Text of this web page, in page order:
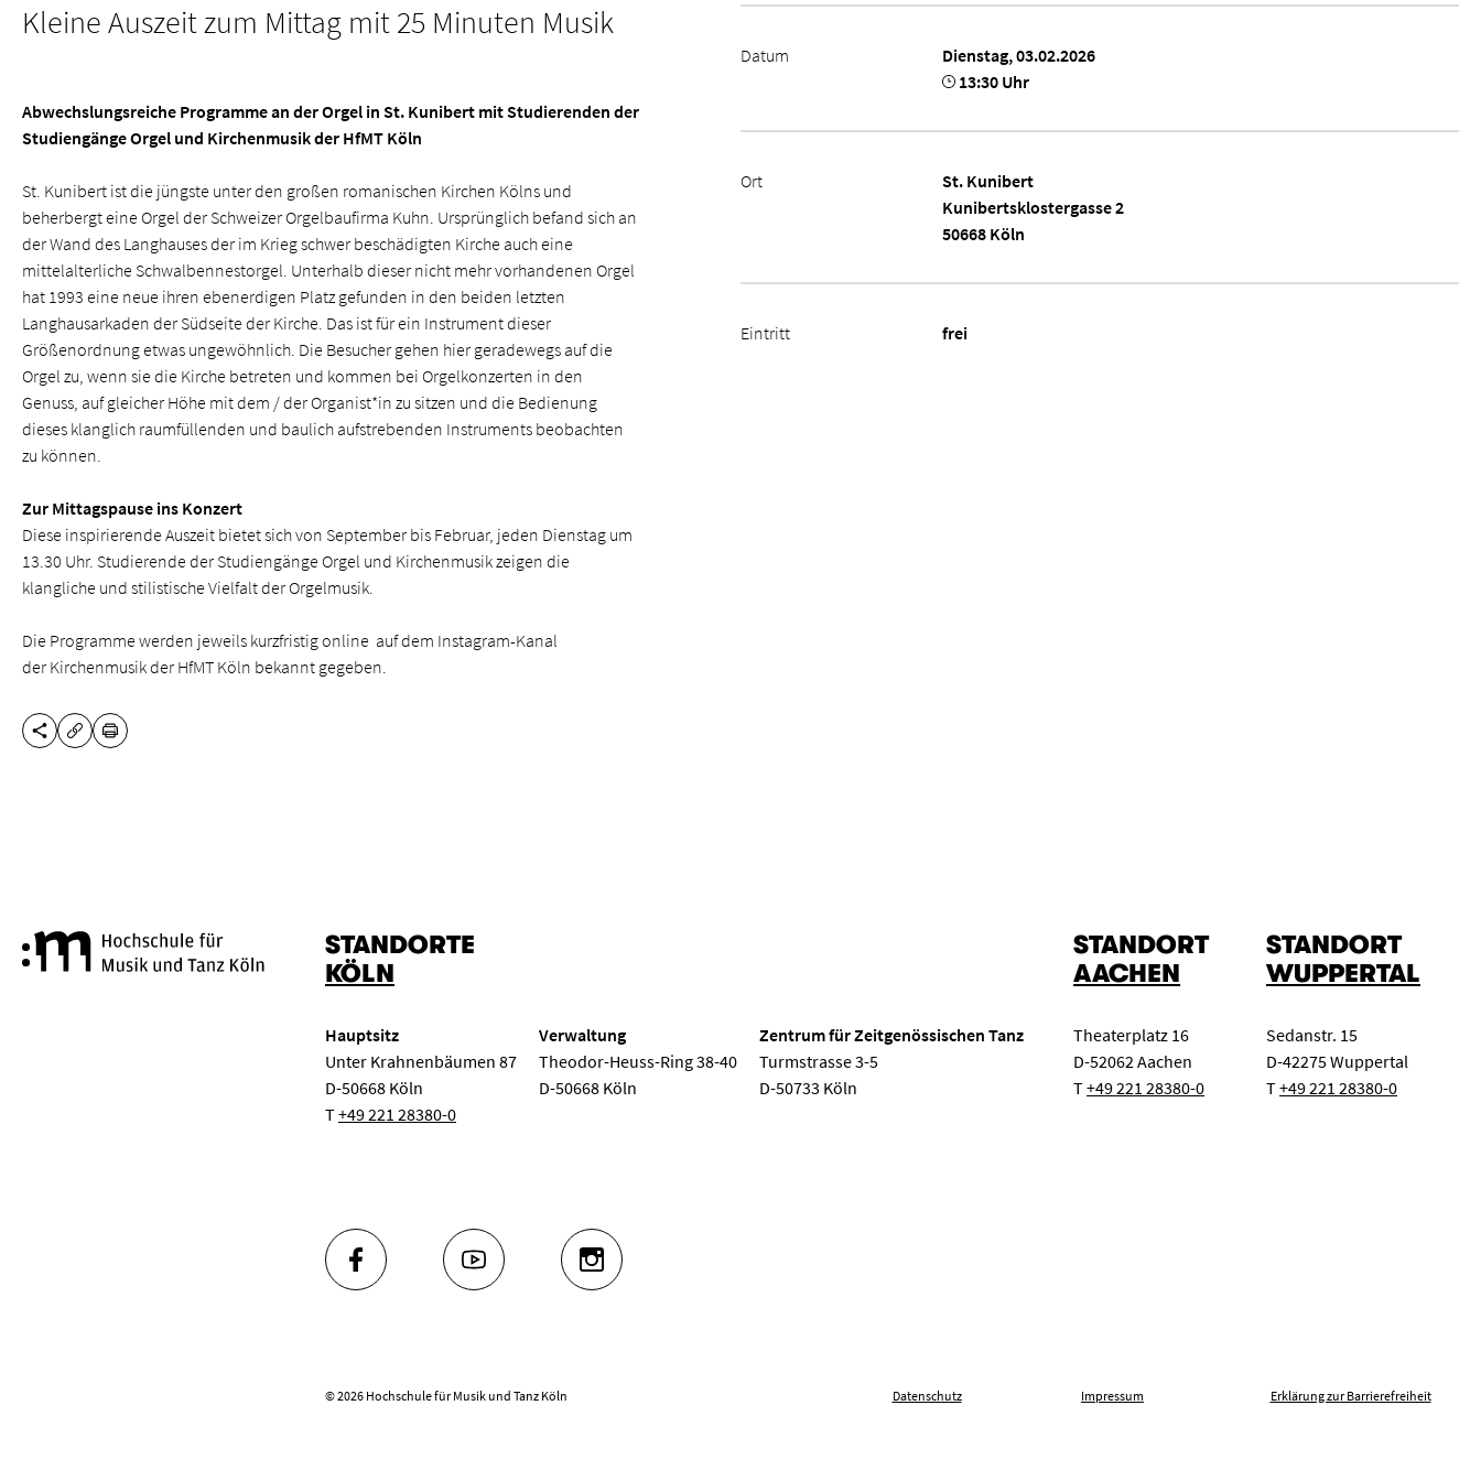
Kleine Auszeit zum Mittag mit 25 Minuten Musik
Abwechslungsreiche Programme an der Orgel in St. Kunibert mit Studierenden der
Studiengänge Orgel und Kirchenmusik der HfMT Köln
St. Kunibert ist die jüngste unter den großen romanischen Kirchen Kölns und
beherbergt eine Orgel der Schweizer Orgelbaufirma Kuhn. Ursprünglich befand sich an
der Wand des Langhauses der im Krieg schwer beschädigten Kirche auch eine
mittelalterliche Schwalbennestorgel. Unterhalb dieser nicht mehr vorhandenen Orgel
hat 1993 eine neue ihren ebenerdigen Platz gefunden in den beiden letzten
Langhausarkaden der Südseite der Kirche. Das ist für ein Instrument dieser
Größenordnung etwas ungewöhnlich. Die Besucher gehen hier geradewegs auf die
Orgel zu, wenn sie die Kirche betreten und kommen bei Orgelkonzerten in den
Genuss, auf gleicher Höhe mit dem / der Organist*in zu sitzen und die Bedienung
dieses klanglich raumfüllenden und baulich aufstrebenden Instruments beobachten
zu können.
Zur Mittagspause ins Konzert
Diese inspirierende Auszeit bietet sich von September bis Februar, jeden Dienstag um
13.30 Uhr. Studierende der Studiengänge Orgel und Kirchenmusik zeigen die
klangliche und stilistische Vielfalt der Orgelmusik.
Die Programme werden jeweils kurzfristig online auf dem Instagram-Kanal
der Kirchenmusik der HfMT Köln bekannt gegeben.
Datum
Dienstag, 03.02.2026
13:30 Uhr
Ort
St. Kunibert
Kunibertsklostergasse 2
50668 Köln
Eintritt frei
DIESE SEITE TEILEN
URL KOPIEREN
DRUCKEN
Hochschule für Musik und Tanz Köln
STANDORTE
KÖLN
Hauptsitz
Unter Krahnenbäumen 87
D-50668 Köln
T+49 221 28380-0
Verwaltung
Theodor-Heuss-Ring 38-40
D-50668 Köln
Zentrum für Zeitgenössischen Tanz
Turmstrasse 3-5
D-50733 Köln
STANDORT
AACHEN
Theaterplatz 16
D-52062 Aachen
T+49 221 28380-0
STANDORT
WUPPERTAL
Sedanstr. 15
D-42275 Wuppertal
T+49 221 28380-0
FACEBOOK YOUTUBE INSTAGRAM
© 2026 Hochschule für Musik und Tanz Köln Datenschutz Impressum Erklärung zur Barrierefreiheit